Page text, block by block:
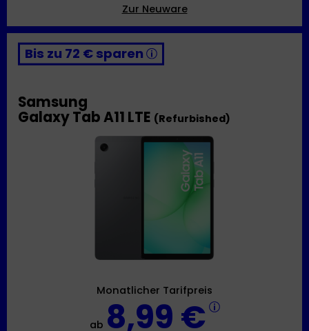
Zur Neuware
Bis zu 72 € sparen
Samsung
Galaxy Tab A11 LTE (Refurbished)
Monatlicher Tarifpreis
ab 8,99 €